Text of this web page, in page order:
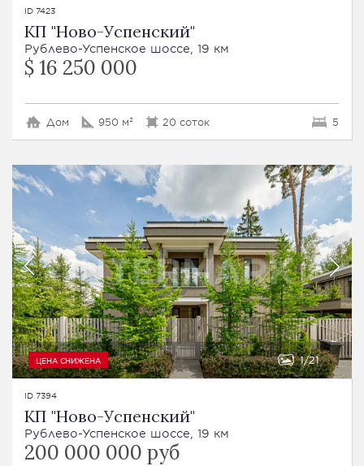
ID 7423
КП "Ново-Успенский"
Рублево-Успенское шоссе, 19 км
$ 16 250 000
Дом 950 м² 20 соток 5
ЦЕНА СНИЖЕНА 1 21
ID 7394
КП "Ново-Успенский"
Рублево-Успенское шоссе, 19 км
200 000 000 руб